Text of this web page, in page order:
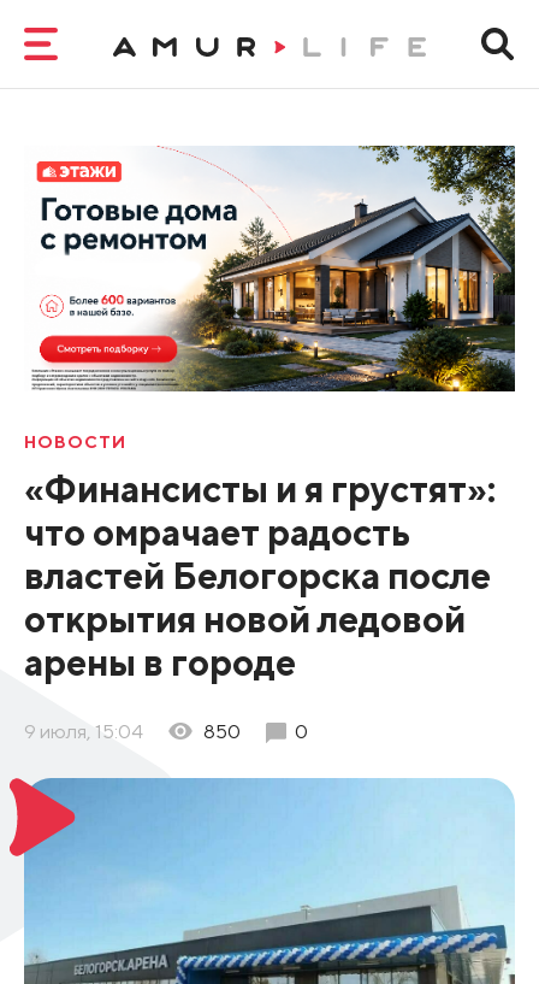
НОВОСТИ
«Финансисты и я грустят»:
что омрачает радость
властей Белогорска после
открытия новой ледовой
арены в городе
9 июля, 15:04 850 0